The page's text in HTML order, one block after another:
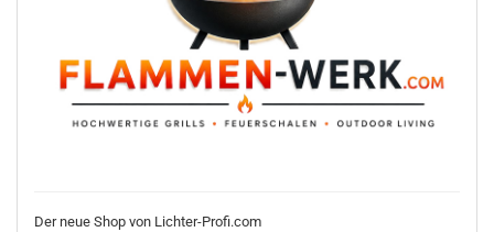
Der neue Shop von Lichter-Profi.com